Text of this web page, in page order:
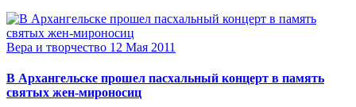
Вера и творчество 12 Мая 2011
В Архангельске прошел пасхальный концерт в память
святых жен-мироносиц